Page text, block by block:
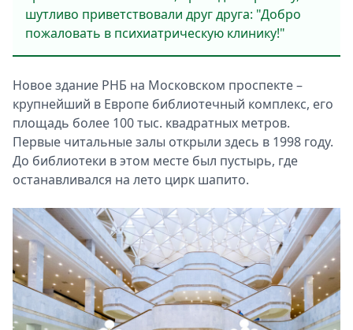
шутливо приветствовали друг друга: "Добро
пожаловать в психиатрическую клинику!"
Новое здание РНБ на Московском проспекте –
крупнейший в Европе библиотечный комплекс, его
площадь более 100 тыс. квадратных метров.
Первые читальные залы открыли здесь в 1998 году.
До библиотеки в этом месте был пустырь, где
останавливался на лето цирк шапито.